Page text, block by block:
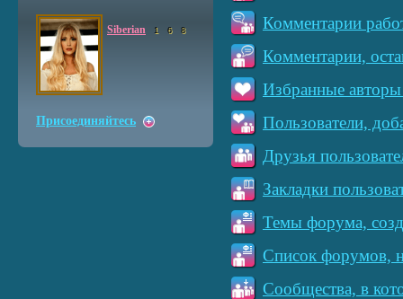
Комментарии
Комментарии,
Избранные авторы
Пользователи,
Друзья
Закладки
Темы форума,
Список форумов,
Сообщества, в
Siberian 1 6 8
Присоединяйтесь